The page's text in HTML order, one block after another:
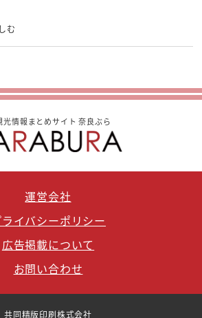
む
光情報まとめサイト 奈良ぶら
運営会社
ライバシーポリシー
広告掲載について
お問い合わせ
共同精版印刷株式会社